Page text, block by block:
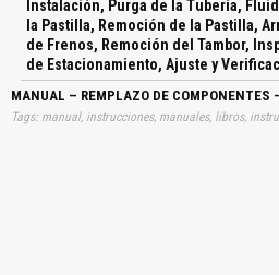
Instalación, Purga de la Tubería,
la Pastilla, Remoción de la Pastilla,
de Frenos, Remoción del Tambor,
de Estacionamiento, Ajuste y
MANUAL – REMPLAZO DE